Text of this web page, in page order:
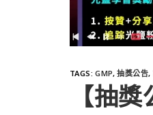
TAGS:GMP, 抽獎公告,
【抽